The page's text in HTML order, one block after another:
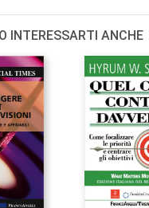
INTERESSARTI ANCHE